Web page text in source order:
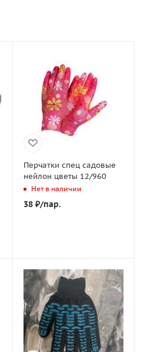
Перчатки спец садовые
нейлон цветы 12/960
Нет в наличии
38₽/пар.